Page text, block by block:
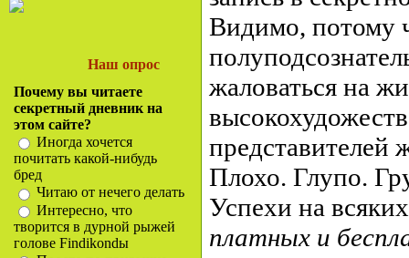
Наш опрос
Почему вы читаете
секретный дневник на
этом сайте?
Иногда хочется
почитать какой-нибудь
бред
Читаю от нечего делать
Интересно, что
творится в дурной рыжей
голове Findikondы
Видимо, потому
жаловаться на
представителей
Плохо. Глупо.
Успехи на
платных и